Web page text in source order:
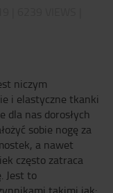
niczym
i elastyczne tkanki
dla nas dorosłych
sobie nogę za
a nawet
często zatraca
Jest to